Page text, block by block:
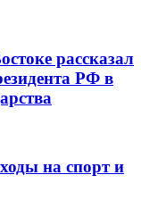
рассказал
РФ в
на спорт и